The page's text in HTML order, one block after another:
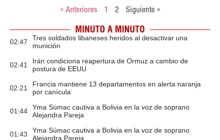
« Anteriores 1 2 Siguiente »
MINUTO A MINUTO
02:47
Tres soldados libaneses heridos al desactivar una
munición
02:41
Irán condiciona reapertura de Ormuz a cambio de
postura de EEUU
02:21
Francia mantiene 13 departamentos en alerta naranja
por canícula
01:44
Yma Súmac cautiva a Bolivia en la voz de soprano
Alejandra Pareja
01:43
Yma Súmac cautiva a Bolivia en la voz de soprano
Alejandra Pareja